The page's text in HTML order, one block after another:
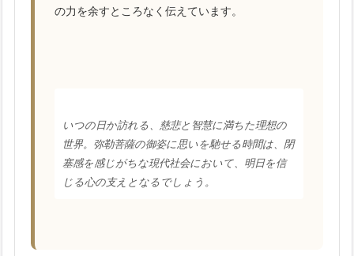
の力を余すところなく伝えています。
いつの日か訪れる、慈悲と智慧に満ちた理想の
世界。弥勒菩薩の御姿に思いを馳せる時間は、閉
塞感を感じがちな現代社会において、明日を信
じる心の支えとなるでしょう。